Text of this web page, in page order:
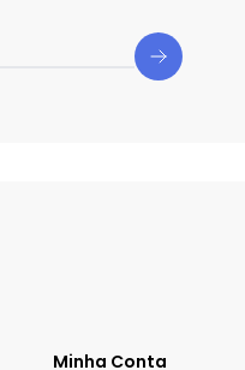
Minha Conta